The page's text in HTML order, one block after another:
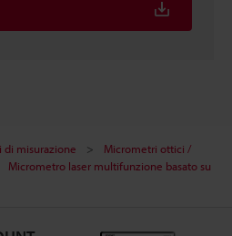
di misurazione
Micrometri ottici /
Micrometro laser multifunzione basato su